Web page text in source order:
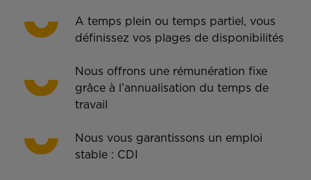
A temps plein ou temps partiel, vous
définissez vos plages de disponibilités
Nous offrons une rémunération fixe
grâce à l’annualisation du temps de
travail
Nous vous garantissons un emploi
stable : CDI